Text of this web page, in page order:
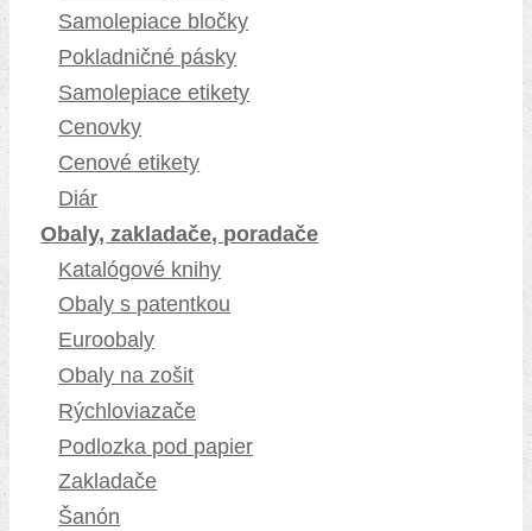
Samolepiace bločky
Pokladničné pásky
Samolepiace etikety
Cenovky
Cenové etikety
Diár
Obaly, zakladače, poradače
Katalógové knihy
Obaly s patentkou
Euroobaly
Obaly na zošit
Rýchloviazače
Podlozka pod papier
Zakladače
Šanón